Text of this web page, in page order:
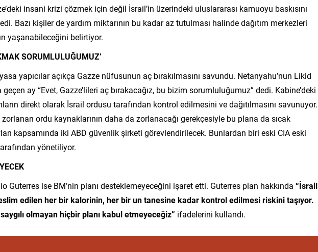
insani krizi çözmek için değil İsrail’in üzerindeki uluslararası kamuoyu baskısını
Bazı kişiler de yardım miktarının bu kadar az tutulması halinde dağıtım merkezleri
yaşanabileceğini belirtiyor.
SORUMLULUĞUMUZ’
yapıcılar açıkça Gazze nüfusunun aç bırakılmasını savundu. Netanyahu’nun Likid
ay “Evet, Gazze’lileri aç bırakacağız, bu bizim sorumluluğumuz” dedi. Kabine’deki
direkt olarak İsrail ordusu tarafından kontrol edilmesini ve dağıtılmasını savunuyor.
ordu kaynaklarının daha da zorlanacağı gerekçesiyle bu plana da sıcak
kapsamında iki ABD güvenlik şirketi görevlendirilecek. Bunlardan biri eski CIA eski
yönetiliyor.
Guterres ise BM’nin planı desteklemeyeceğini işaret etti. Guterres plan hakkında “İsrail
edilen her bir kalorinin, her bir un tanesine kadar kontrol edilmesi riskini taşıyor.
olmayan hiçbir planı kabul etmeyeceğiz” ifadelerini kullandı.